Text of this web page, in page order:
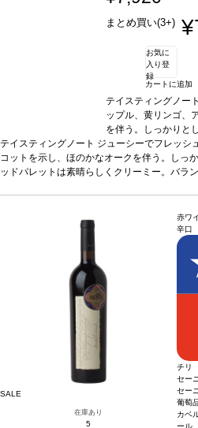
まとめ買い(3+)
お気に
入り登
録
カートに追加
テイスティングノート
ップル、黄リンゴ、
を伴う。しっかりと
レットは素晴らしく
生き生きとしていた
リーミーなパスタ料
ーイング・アライア
ージが在庫切れの場
動的に次のヴィンテ
テイスティングノート ジューシーでフレッシ
コットを示し、ほのかなオークを伴う。しっ
ッドパレットは素晴らしくクリーミー。バラ
カリフォルニア・サステナブル・ワイング
*本ヴィンテージが在庫切れの場
動的に次のヴィンテージに変更されます、ご
SALE
在庫あり
5
赤ワ
辛口
チリ
セー
セー
葡萄
カベ
ール,